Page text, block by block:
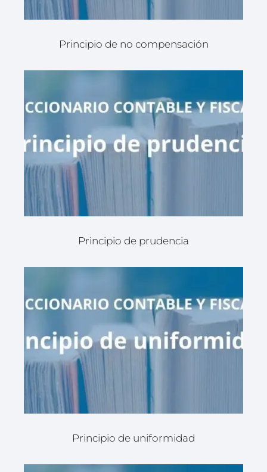
Principio de no compensación
Principio de prudencia
Principio de uniformidad